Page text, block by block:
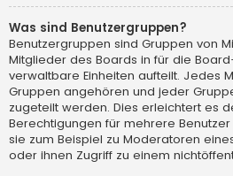
Was sind Benutzergruppen?
Benutzergruppen sind Gruppen von
Mitglieder des Boards in für die
verwaltbare Einheiten aufteilt. Jedes
Gruppen angehören und jeder
zugeteilt werden. Dies erleichtert es
Berechtigungen für mehrere
sie zum Beispiel zu Moderatoren
oder ihnen Zugriff zu einem